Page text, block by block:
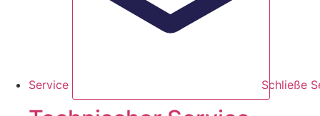
Service Schließe